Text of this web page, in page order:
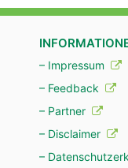
– Impressum
– Feedback
– Partner
– Disclaimer
–